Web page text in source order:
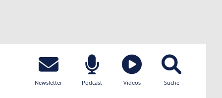
Newsletter Podcast Videos Suche